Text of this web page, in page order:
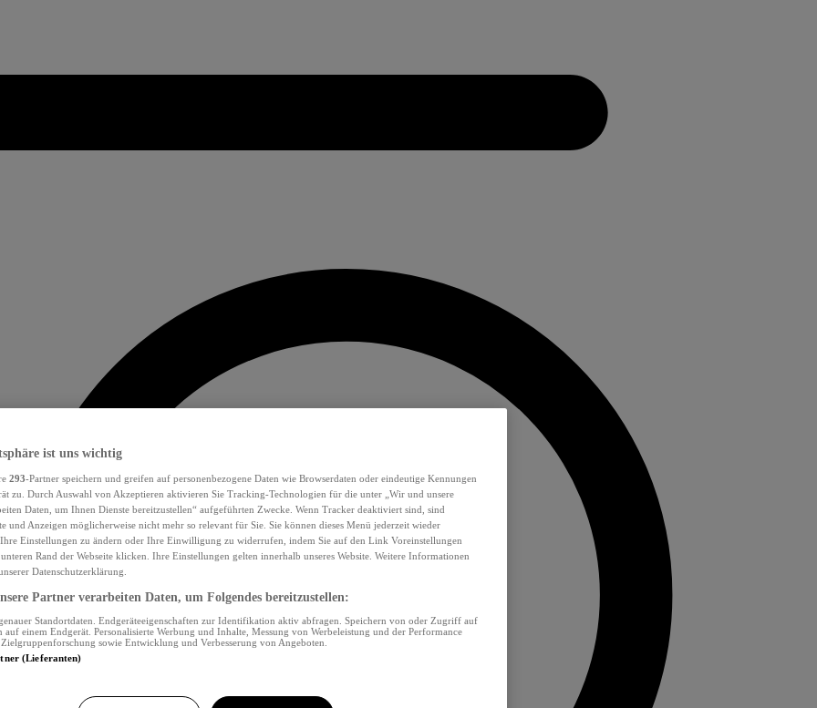
ist uns wichtig
293-Partner speichern und greifen auf personenbezogene Daten wie Browserdaten oder eindeutige Kennungen
zu. Durch Auswahl von Akzeptieren aktivieren Sie Tracking-Technologien für die unter „Wir und unsere
Daten, um Ihnen Dienste bereitzustellen“ aufgeführten Zwecke. Wenn Tracker deaktiviert sind, sind
und Anzeigen möglicherweise nicht mehr so relevant für Sie. Sie können dieses Menü jederzeit wieder
Einstellungen zu ändern oder Ihre Einwilligung zu widerrufen, indem Sie auf den Link Voreinstellungen
Rand der Webseite klicken. Ihre Einstellungen gelten innerhalb unseres Website. Weitere Informationen
Datenschutzerklärung.
Partner verarbeiten Daten, um Folgendes bereitzustellen:
Standortdaten. Endgeräteeigenschaften zur Identifikation aktiv abfragen. Speichern von oder Zugriff auf
einem Endgerät. Personalisierte Werbung und Inhalte, Messung von Werbeleistung und der Performance
sowie Entwicklung und Verbesserung von Angeboten.
(Lieferanten)